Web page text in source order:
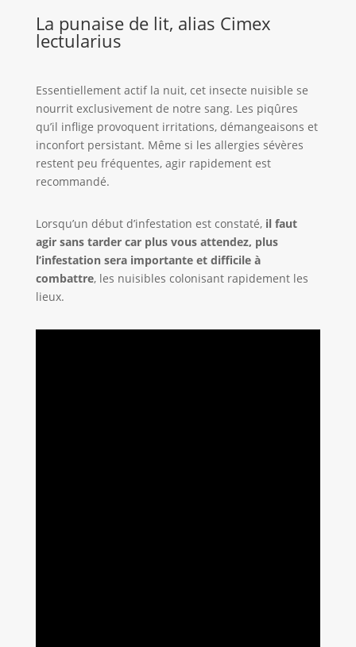
La punaise de lit, alias Cimex
lectularius
Essentiellement actif la nuit, cet insecte nuisible se
nourrit exclusivement de notre sang. Les piqûres
qu’il inflige provoquent irritations, démangeaisons et
inconfort persistant. Même si les allergies sévères
restent peu fréquentes, agir rapidement est
recommandé.
Lorsqu’un début d’infestation est constaté, il faut
agir sans tarder car plus vous attendez, plus
l’infestation sera importante et difficile à
combattre, les nuisibles colonisant rapidement les
lieux.